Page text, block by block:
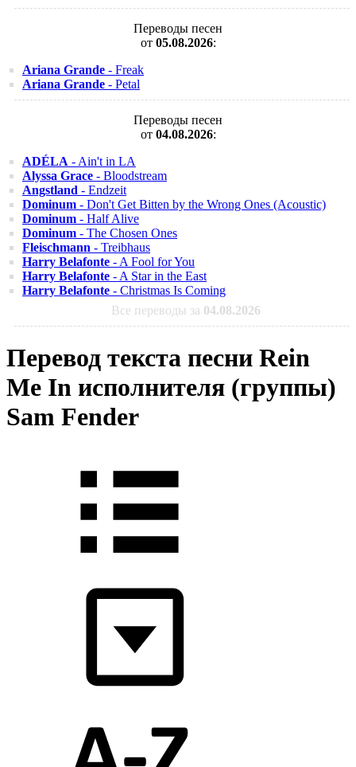
Переводы песен
от 05.08.2026:
Ariana Grande - Freak
Ariana Grande - Petal
Переводы песен
от 04.08.2026:
ADÉLA - Ain't in LA
Alyssa Grace - Bloodstream
Angstland - Endzeit
Dominum - Don't Get Bitten by the Wrong Ones (Acoustic)
Dominum - Half Alive
Dominum - The Chosen Ones
Fleischmann - Treibhaus
Harry Belafonte - A Fool for You
Harry Belafonte - A Star in the East
Harry Belafonte - Christmas Is Coming
Все переводы за 04.08.2026
Перевод текста песни Rein
Me In исполнителя (группы)
Sam Fender